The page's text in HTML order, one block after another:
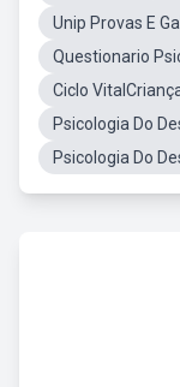
Unip Provas E
Questionario
Ciclo
Psicologia Do
Psicologia Do